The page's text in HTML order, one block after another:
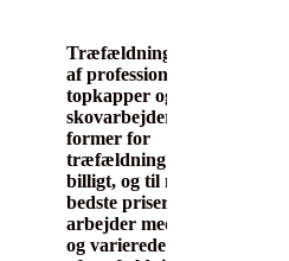
Træfældning udføres
af professionel team af
topkapper og
skovarbejdere. Alle
former for
træfældning udføres
billigt, og til markedets
bedste priser. Vi
arbejder med mange
og varierede opgaver